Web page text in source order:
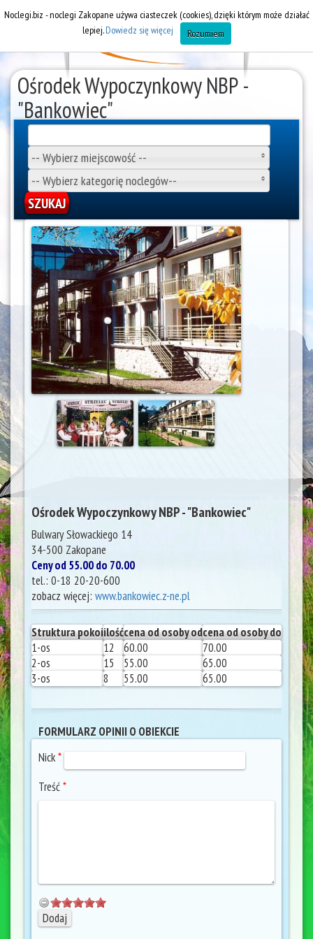
Ośrodek Wypoczynkowy NBP -
"Bankowiec"
Ośrodki wypoczynkowe Zakopane
-- Wybierz miejscowość --
-- Wybierz kategorię noclegów--
Ośrodek Wypoczynkowy NBP - "Bankowiec"
Bulwary Słowackiego 14
34-500 Zakopane
Ceny od 55.00 do 70.00
tel.: 0-18 20-20-600
zobacz więcej: www.bankowiec.z-ne.pl
Struktura pokoiilośćcena od osoby odcena od osoby do
1-os
12 60.00
70.00
2-os
15 55.00
65.00
3-os
8 55.00 65.00
FORMULARZ OPINII O OBIEKCIE
Nick*
Treść*
Noclegi.biz - noclegi Zakopane używa ciasteczek (cookies), dzięki którym może działać
lepiej.Dowiedz się więcej Rozumiem